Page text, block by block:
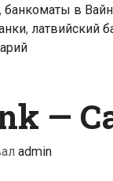
, банкоматы в
, латвийский
—
admin